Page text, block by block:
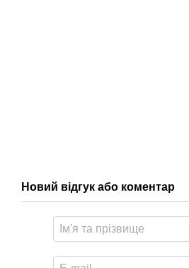
Новий відгук або коментар